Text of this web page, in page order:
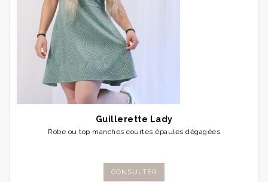
Guillerette Lady
Robe ou top manches courtes épaules dégagées
CONSULTER